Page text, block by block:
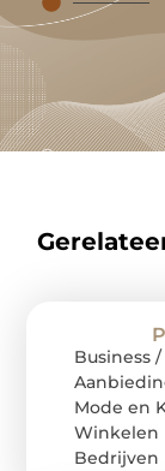
Business
Mode en
Winkelen
Bedrijven